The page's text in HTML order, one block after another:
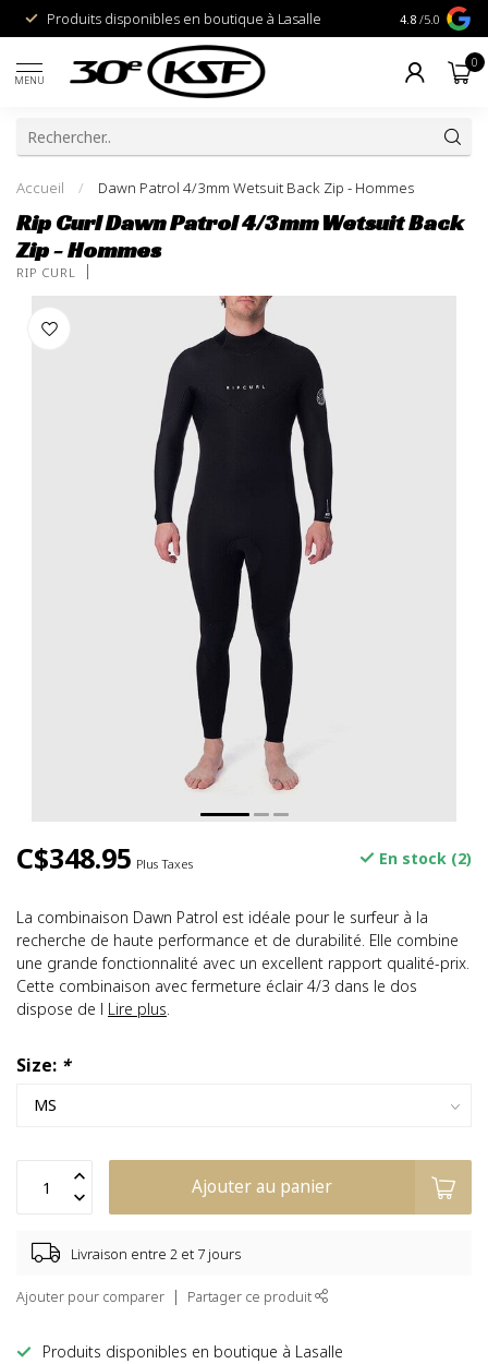
Produits disponibles en boutique à Lasalle 1% pour la
4.8 /5.0
MENU
0
Accueil / Dawn Patrol 4/3mm Wetsuit Back Zip - Hommes
Rip Curl Dawn Patrol 4/3mm Wetsuit Back
Zip - Hommes
RIP CURL
C$348.95 Plus Taxes En stock (2)
La combinaison Dawn Patrol est idéale pour le surfeur à la
recherche de haute performance et de durabilité. Elle combine
une grande fonctionnalité avec un excellent rapport qualité-prix.
Cette combinaison avec fermeture éclair 4/3 dans le dos
dispose de l Lire plus.
Size: *
Ajouter au panier
Livraison entre 2 et 7 jours
Ajouter pour comparer Partager ce produit
Produits disponibles en boutique à Lasalle